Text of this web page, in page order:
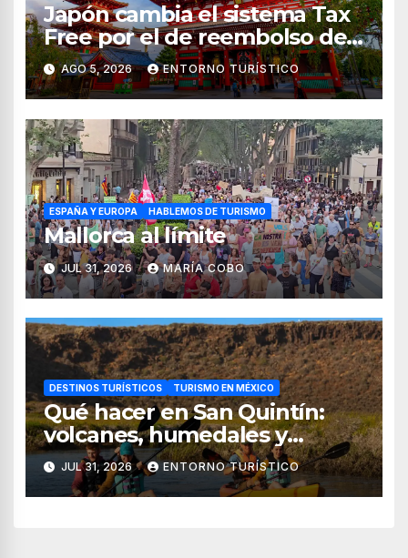
Japón cambia el sistema Tax
Free por el de reembolso de
impuestos desde noviembre
de 2026
AGO 5, 2026 ENTORNO TURÍSTICO
ESPAÑA Y EUROPA HABLEMOS DE TURISMO
Mallorca al límite
JUL 31, 2026 MARÍA COBO
DESTINOS TURÍSTICOS TURISMO EN MÉXICO
Qué hacer en San Quintín:
volcanes, humedales y
sabores del mar
JUL 31, 2026 ENTORNO TURÍSTICO